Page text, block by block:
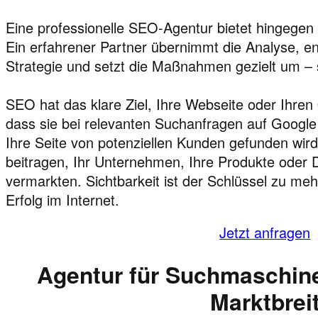
Eine professionelle SEO-Agentur bietet
Ein erfahrener Partner übernimmt die Analyse,
Strategie und setzt die Maßnahmen gezielt um
SEO hat das klare Ziel, Ihre Webseite oder
dass sie bei relevanten Suchanfragen auf
Ihre Seite von potenziellen Kunden gefunden
beitragen, Ihr Unternehmen, Ihre Produkte oder
vermarkten. Sichtbarkeit ist der Schlüssel zu
Erfolg im Internet.
Jetzt anfragen
Agentur für